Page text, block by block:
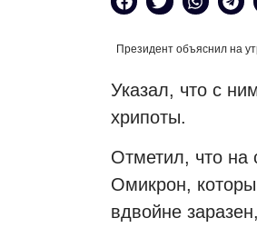
Президент объяснил на
Указал, что с
хрипоты.
Отметил, что на
Омикрон,
вдвойне